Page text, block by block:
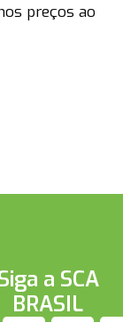
preços ao
a SCA
BRASIL